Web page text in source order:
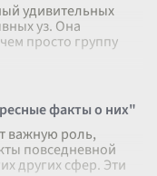
удивительных
уз. Она
просто группу
факты о них"
важную роль,
повседневной
других сфер. Эти